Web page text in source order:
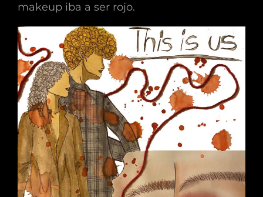
makeup iba a ser rojo.